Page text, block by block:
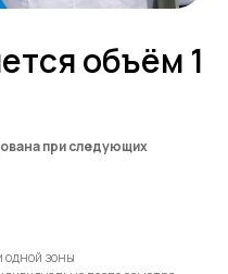
объём 1
при следующих
одной зоны